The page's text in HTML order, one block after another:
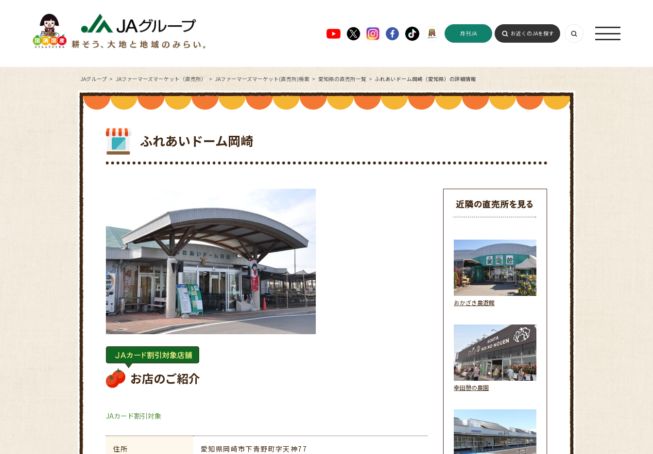
月刊JA お近くのJAを探す
JAグループ JAファーマーズマーケット（直売所） JAファーマーズマーケット(直売所)検索 愛知県の直売所一覧 ふれあいドーム岡崎（愛知県）の詳細情報
ふれあいドーム岡崎
お店のご紹介
JAカード割引対象
住所 愛知県岡崎市下青野町字天神77
おかざき農遊館
幸田憩の農園